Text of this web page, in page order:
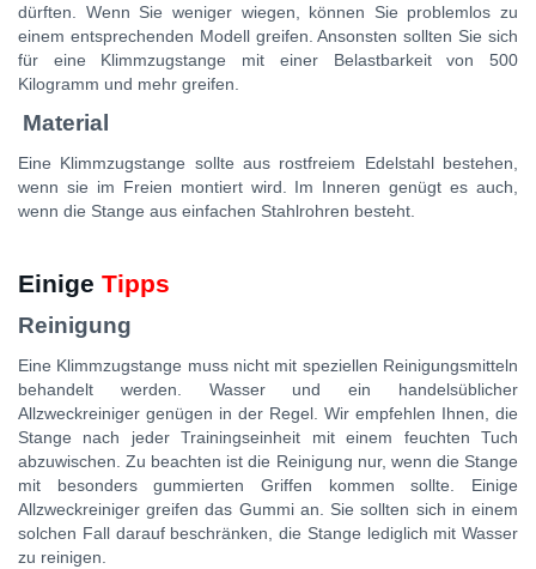
dürften. Wenn Sie weniger wiegen, können Sie problemlos zu
einem entsprechenden Modell greifen. Ansonsten sollten Sie sich
für eine Klimmzugstange mit einer Belastbarkeit von 500
Kilogramm und mehr greifen.
Material
Eine Klimmzugstange sollte aus rostfreiem Edelstahl bestehen,
wenn sie im Freien montiert wird. Im Inneren genügt es auch,
wenn die Stange aus einfachen Stahlrohren besteht.
Einige Tipps
Reinigung
Eine Klimmzugstange muss nicht mit speziellen Reinigungsmitteln
behandelt werden. Wasser und ein handelsüblicher
Allzweckreiniger genügen in der Regel. Wir empfehlen Ihnen, die
Stange nach jeder Trainingseinheit mit einem feuchten Tuch
abzuwischen. Zu beachten ist die Reinigung nur, wenn die Stange
mit besonders gummierten Griffen kommen sollte. Einige
Allzweckreiniger greifen das Gummi an. Sie sollten sich in einem
solchen Fall darauf beschränken, die Stange lediglich mit Wasser
zu reinigen.